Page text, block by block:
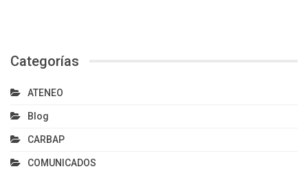
Categorías
ATENEO
Blog
CARBAP
COMUNICADOS